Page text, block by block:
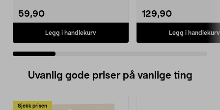
59,90
Legg i handlekurv
129,90
Legg i handlekurv
Uvanlig gode priser på vanlige ting
Sjekk prisen